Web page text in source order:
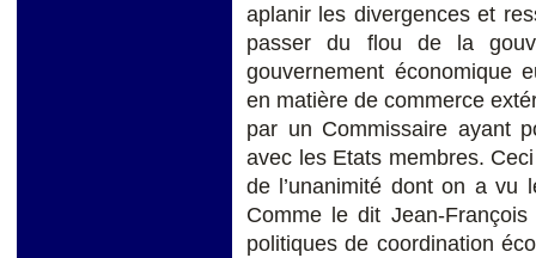
aplanir les divergences et
passer du flou de la
gouvernement économique
en matière de commerce
par un Commissaire ayant
avec les Etats membres.
de l’unanimité dont on a vu
Comme le dit Jean-
politiques de coordination